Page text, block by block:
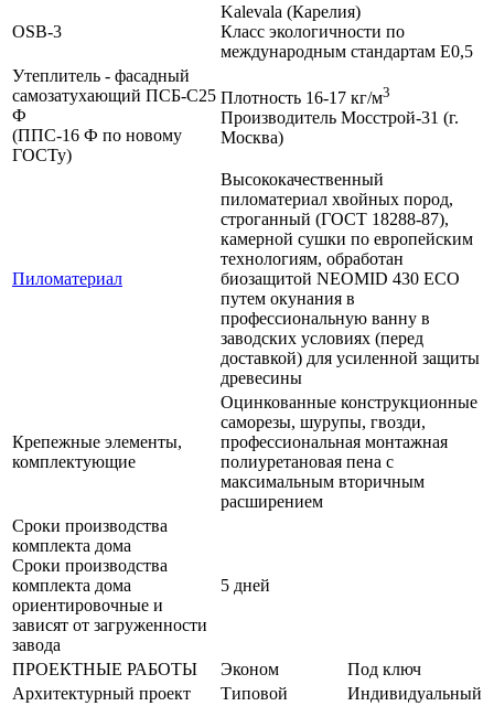
OSB-3
Kalevala (Карелия)
Класс экологичности по
международным стандартам Е0,5
Утеплитель - фасадный
самозатухающий ПСБ-С25
Ф
(ППС-16 Ф по новому
ГОСТу)
Плотность 16-17 кг/м3
Производитель Мосстрой-31 (г.
Москва)
Пиломатериал
Высококачественный
пиломатериал хвойных пород,
строганный (ГОСТ 18288-87),
камерной сушки по европейским
технологиям, обработан
биозащитой NEOMID 430 ЕСО
путем окунания в
профессиональную ванну в
заводских условиях (перед
доставкой) для усиленной защиты
древесины
Крепежные элементы,
комплектующие
Оцинкованные конструкционные
саморезы, шурупы, гвозди,
профессиональная монтажная
полиуретановая пена с
максимальным вторичным
расширением
Сроки производства
комплекта дома
Сроки производства
комплекта дома
ориентировочные и
зависят от загруженности
завода
5 дней
ПРОЕКТНЫЕ РАБОТЫ Эконом
Под ключ
Архитектурный проект
Типовой
Индивидуальный